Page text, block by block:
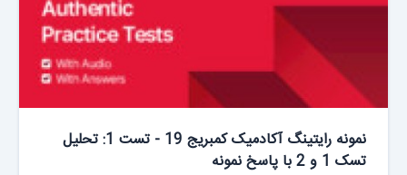
نمونه رایتینگ آکادمیک کمبریج 19 - تست 1: تحلیل
تسک 1 و 2 با پاسخ نمونه